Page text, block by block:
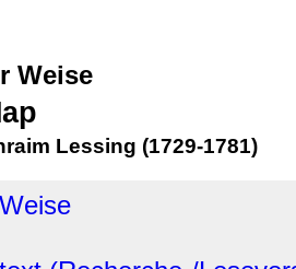
Weise
Lessing (1729-1781)